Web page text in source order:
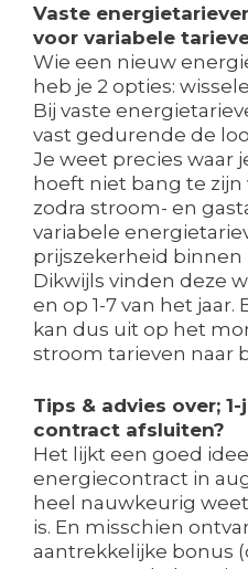
Vaste
voor variabele
Wie een nieuw
heb je 2 opties:
Bij vaste
vast gedurende de
Je weet precies waar
hoeft niet bang te zijn
zodra stroom- en
variabele
prijszekerheid
Dikwijls vinden deze
en op 1-7 van het
kan dus uit op het
stroom tarieven naar
Tips & advies over;
contract afsluiten?
Het lijkt een goed
energiecontract in
heel nauwkeurig
is. En misschien
aantrekkelijke bonus